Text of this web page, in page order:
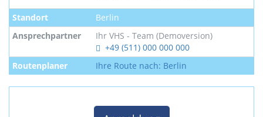
Standort
Berlin
Ansprechpartner
Ihr VHS - Team (Demoversion)
+49 (511) 000 000 000
Routenplaner
Ihre Route nach: Berlin